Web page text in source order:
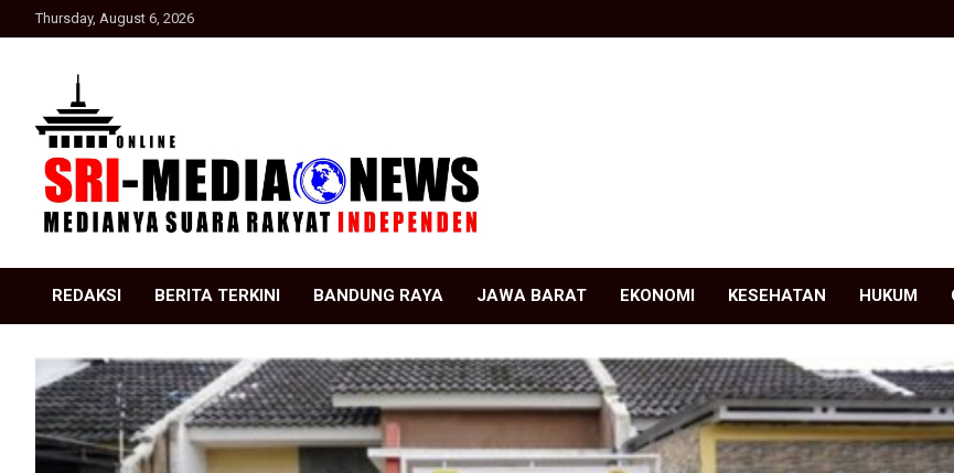
to
Thursday, August 6, 2026
SRI Media news
REDAKSI BERITA TERKINI BANDUNG RAYA JAWA BARAT EKONOMI KESEHATAN HUKUM